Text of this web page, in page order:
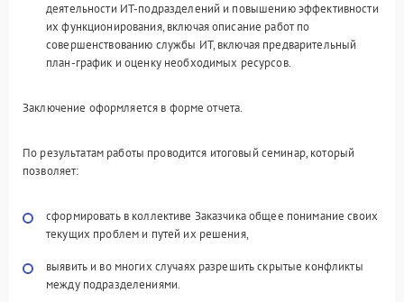
деятельности ИТ-подразделений и повышению эффективности
их функционирования, включая описание работ по
совершенствованию службы ИТ, включая предварительный
план-график и оценку необходимых ресурсов.
Заключение оформляется в форме отчета.
По результатам работы проводится итоговый семинар, который
позволяет:
сформировать в коллективе Заказчика общее понимание своих
текущих проблем и путей их решения,
выявить и во многих случаях разрешить скрытые конфликты
между подразделениями.